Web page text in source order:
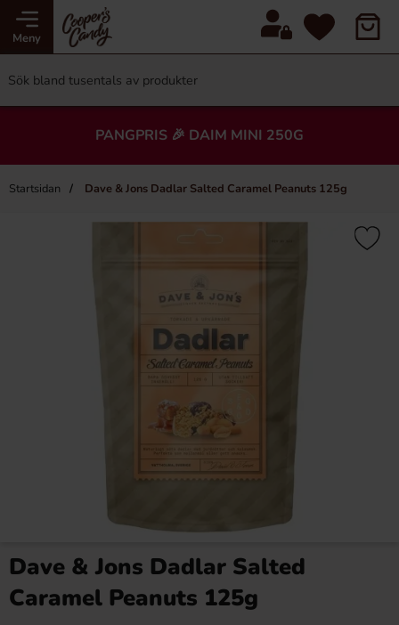
Meny
PANGPRIS 🎉 DAIM MINI 250G
Startsidan Dave & Jons Dadlar Salted Caramel Peanuts 125g
Dave & Jons Dadlar Salted
Caramel Peanuts 125g